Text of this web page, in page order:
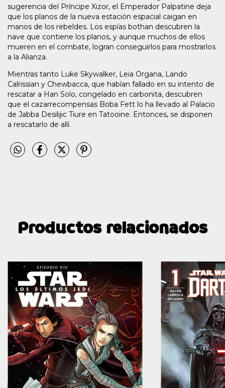
sugerencia del Príncipe Xizor, el Emperador Palpatine deja
que los planos de la nueva estación espacial caigan en
manos de los rebeldes. Los espías bothan descubren la
nave que contiene los planos, y aunque muchos de ellos
mueren en el combate, logran conseguirlos para mostrarlos
a la Alianza.
Mientras tanto Luke Skywalker, Leia Organa, Lando
Calrissian y Chewbacca, que habían fallado en su intento de
rescatar a Han Solo, congelado en carbonita, descubren
que el cazarrecompensas Boba Fett lo ha llevado al Palacio
de Jabba Desilijic Tiure en Tatooine. Entonces, se disponen
a rescatarlo de allí.
Productos relacionados